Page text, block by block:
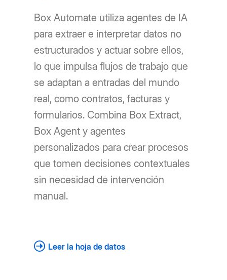
Box Automate utiliza agentes de IA
para extraer e interpretar datos no
estructurados y actuar sobre ellos,
lo que impulsa flujos de trabajo que
se adaptan a entradas del mundo
real, como contratos, facturas y
formularios. Combina Box Extract,
Box Agent y agentes
personalizados para crear procesos
que tomen decisiones contextuales
sin necesidad de intervención
manual.
Leer la hoja de datos